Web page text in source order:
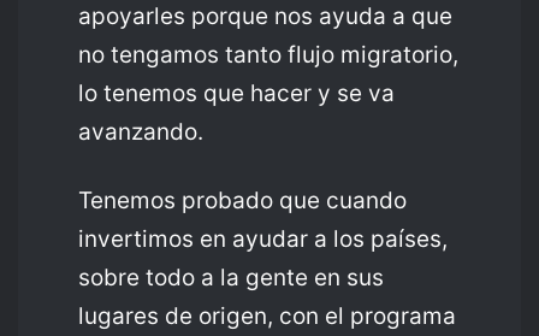
apoyarles porque nos ayuda a que
no tengamos tanto flujo migratorio,
lo tenemos que hacer y se va
avanzando.
Tenemos probado que cuando
invertimos en ayudar a los países,
sobre todo a la gente en sus
lugares de origen, con el programa